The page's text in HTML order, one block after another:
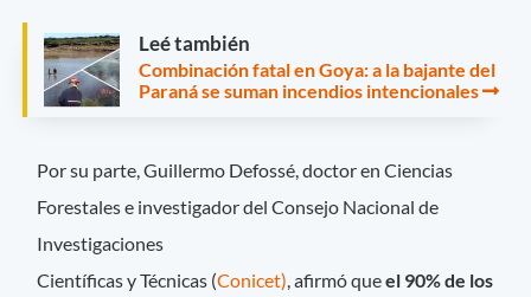
Leé también
Combinación fatal en Goya: a la bajante del
Paraná se suman incendios intencionales
Por su parte, Guillermo Defossé, doctor en Ciencias
Forestales e investigador del Consejo Nacional de
Investigaciones
Científicas y Técnicas (Conicet), afirmó queel 90% de los